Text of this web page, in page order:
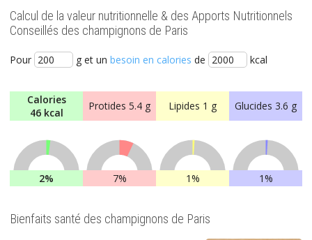
Calcul de la valeur nutritionnelle & des Apports Nutritionnels
Conseillés des champignons de Paris
Pour g et un besoin en calories de kcal
Calories
46 kcal
Protides 5.4 g Lipides 1 g Glucides 3.6 g
2% 7% 1% 1%
Bienfaits santé des champignons de Paris